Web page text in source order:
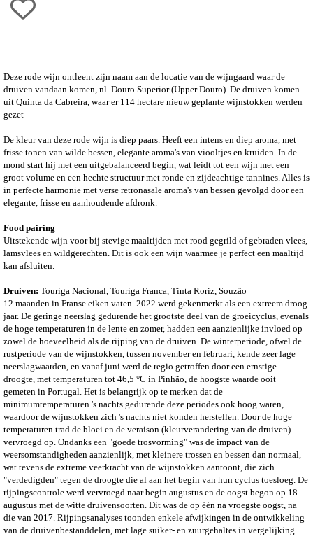
Deze rode wijn ontleent zijn naam aan de locatie van de wijngaard waar de
druiven vandaan komen, nl. Douro Superior (Upper Douro). De druiven komen
uit Quinta da Cabreira, waar er 114 hectare nieuw geplante wijnstokken werden
gezet
De kleur van deze rode wijn is diep paars. Heeft een intens en diep aroma, met
frisse tonen van wilde bessen, elegante aroma's van viooltjes en kruiden. In de
mond start hij met een uitgebalanceerd begin, wat leidt tot een wijn met een
groot volume en een hechte structuur met ronde en zijdeachtige tannines. Alles is
in perfecte harmonie met verse retronasale aroma's van bessen gevolgd door een
elegante, frisse en aanhoudende afdronk.
Food pairing
Uitstekende wijn voor bij stevige maaltijden met rood gegrild of gebraden vlees,
lamsvlees en wildgerechten. Dit is ook een wijn waarmee je perfect een maaltijd
kan afsluiten.
Druiven: Touriga Nacional, Touriga Franca, Tinta Roriz, Souzão
12 maanden in Franse eiken vaten. 2022 werd gekenmerkt als een extreem droog
jaar. De geringe neerslag gedurende het grootste deel van de groeicyclus, evenals
de hoge temperaturen in de lente en zomer, hadden een aanzienlijke invloed op
zowel de hoeveelheid als de rijping van de druiven. De winterperiode, ofwel de
rustperiode van de wijnstokken, tussen november en februari, kende zeer lage
neerslagwaarden, en vanaf juni werd de regio getroffen door een ernstige
droogte, met temperaturen tot 46,5 °C in Pinhão, de hoogste waarde ooit
gemeten in Portugal. Het is belangrijk op te merken dat de
minimumtemperaturen 's nachts gedurende deze periodes ook hoog waren,
waardoor de wijnstokken zich 's nachts niet konden herstellen. Door de hoge
temperaturen trad de bloei en de veraison (kleurverandering van de druiven)
vervroegd op. Ondanks een "goede trosvorming" was de impact van de
weersomstandigheden aanzienlijk, met kleinere trossen en bessen dan normaal,
wat tevens de extreme veerkracht van de wijnstokken aantoont, die zich
"verdedigden" tegen de droogte die al aan het begin van hun cyclus toesloeg. De
rijpingscontrole werd vervroegd naar begin augustus en de oogst begon op 18
augustus met de witte druivensoorten. Dit was de op één na vroegste oogst, na
die van 2017. Rijpingsanalyses toonden enkele afwijkingen in de ontwikkeling
van de druivenbestanddelen, met lage suiker- en zuurgehaltes in vergelijking